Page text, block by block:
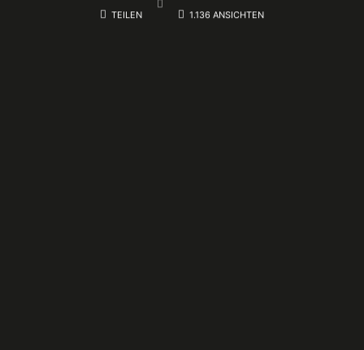
TEILEN 1.136 ANSICHTEN